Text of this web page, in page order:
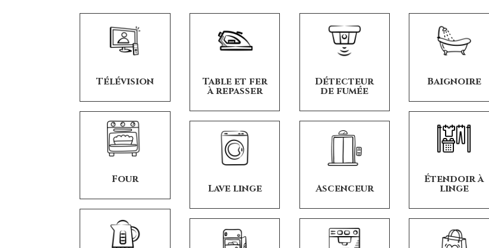
Télévision
Four
Table et fer
à repasser
Lave linge
Détecteur
de fumée
Ascenceur
Baignoire
Étendoir à
linge